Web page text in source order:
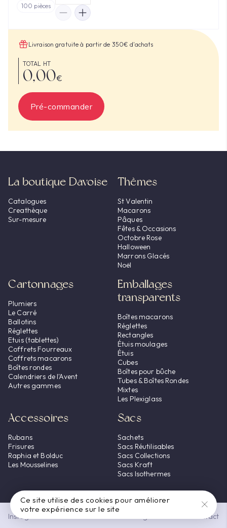
Ce site utilise des cookies pour améliorer
votre expérience sur le site
100 pièces
Livraison gratuite à partir de 350€ d'achats
TOTAL HT
0,00€
Pré-commander
La boutique Davoise
Catalogues
Creathèque
Sur-mesure
Thèmes
St Valentin
Macarons
Pâques
Fêtes & Occasions
Octobre Rose
Halloween
Marrons Glacés
Noël
Cartonnages
Plumiers
Le Carré
Ballotins
Réglettes
Etuis (tablettes)
Coffrets Fourreaux
Coffrets macarons
Boîtes rondes
Calendriers de l'Avent
Autres gammes
Emballages
transparents
Boîtes macarons
Réglettes
Rectangles
Étuis moulages
Étuis
Cubes
Boîtes pour bûche
Tubes & Boîtes Rondes
Mixtes
Les Plexiglass
Accessoires
Rubans
Frisures
Raphia et Bolduc
Les Mousselines
Sacs
Sachets
Sacs Réutilisables
Sacs Collections
Sacs Kraft
Sacs Isothermes
Instagram Contact